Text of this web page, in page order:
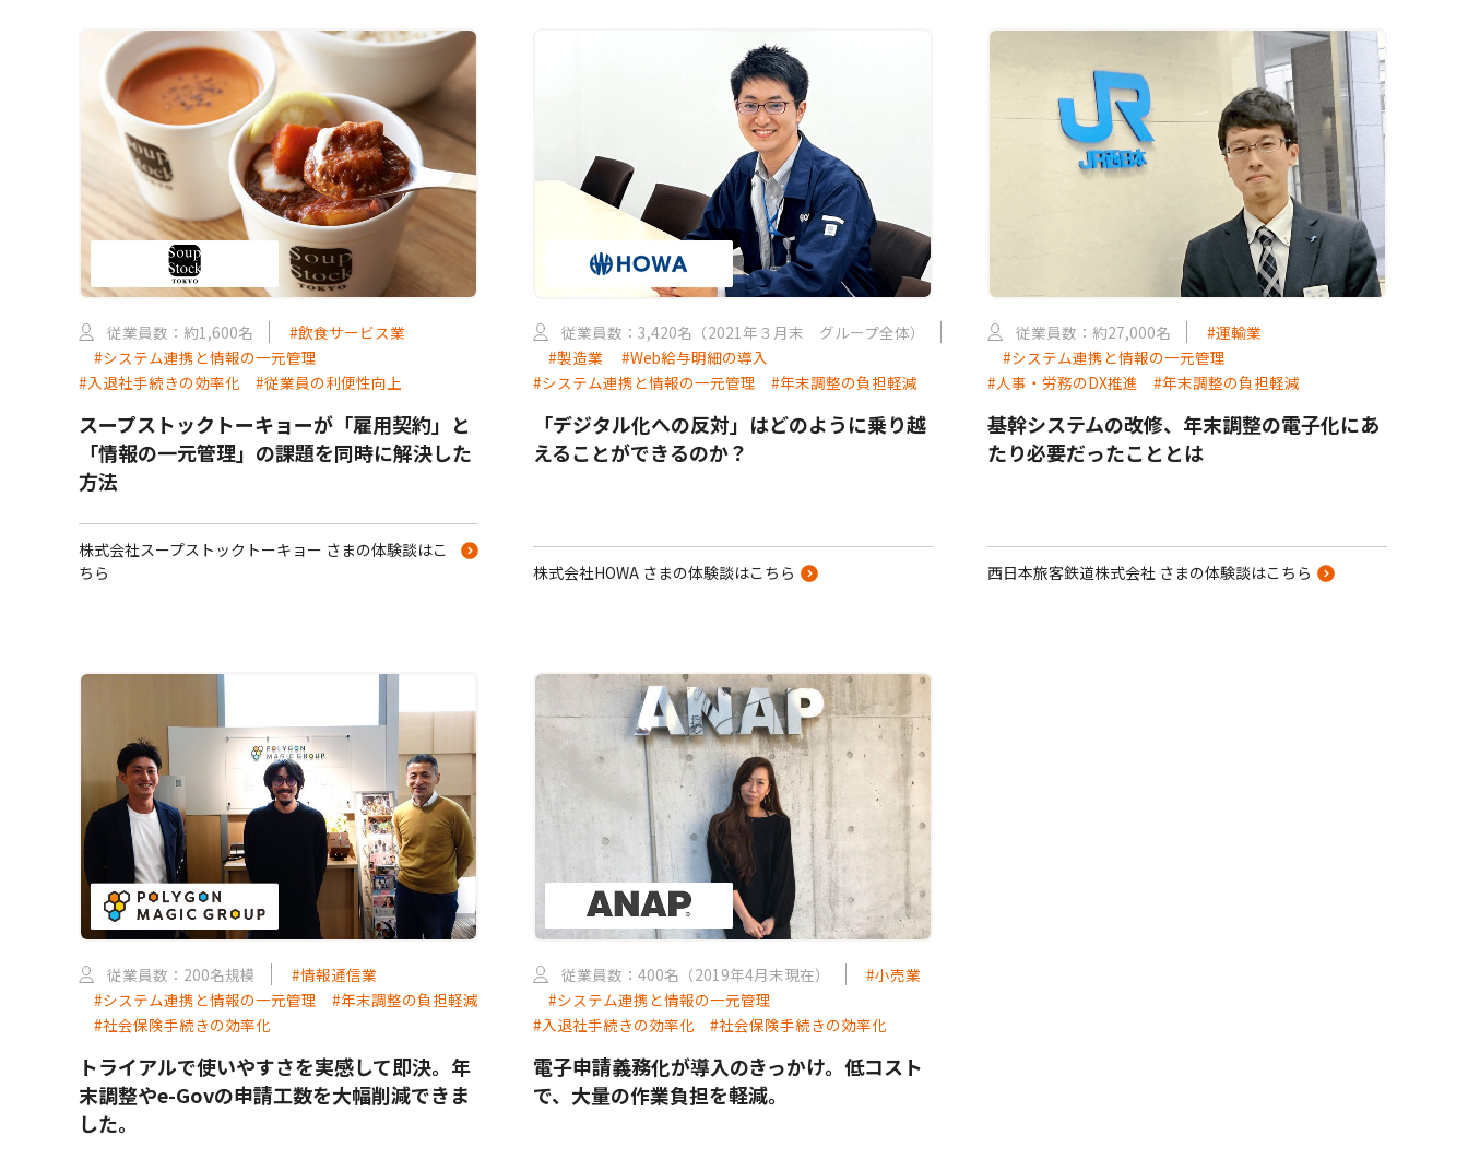
従業員数：約1,600名
#飲食サービス業
#システム連携と情報の一元管理
#入退社手続きの効率化
#従業員の利便性向上
スープストックトーキョーが「雇用契約」と
「情報の一元管理」の課題を同時に解決した
方法
株式会社スープストックトーキョー さまの体験談はこ
ちら
従業員数：3,420名（2021年３月末 グループ全体）
#製造業
#Web給与明細の導入
#システム連携と情報の一元管理
#年末調整の負担軽減
「デジタル化への反対」はどのように乗り越
えることができるのか？
株式会社HOWA さまの体験談はこちら
従業員数：約27,000名
#運輸業
#システム連携と情報の一元管理
#人事・労務のDX推進
#年末調整の負担軽減
基幹システムの改修、年末調整の電子化にあ
たり必要だったこととは
西日本旅客鉄道株式会社 さまの体験談はこちら
従業員数：200名規模
#情報通信業
#システム連携と情報の一元管理
#年末調整の負担軽減
#社会保険手続きの効率化
トライアルで使いやすさを実感して即決。年
末調整やe-Govの申請工数を大幅削減できま
した。
従業員数：400名（2019年4月末現在）
#小売業
#システム連携と情報の一元管理
#入退社手続きの効率化
#社会保険手続きの効率化
電子申請義務化が導入のきっかけ。低コスト
で、大量の作業負担を軽減。